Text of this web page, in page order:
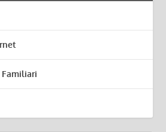
Familiari